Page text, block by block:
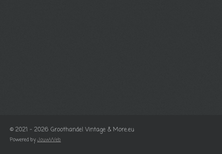
© 2021 - 2026 Groothandel Vintage & More.eu
Powered by JouwWeb